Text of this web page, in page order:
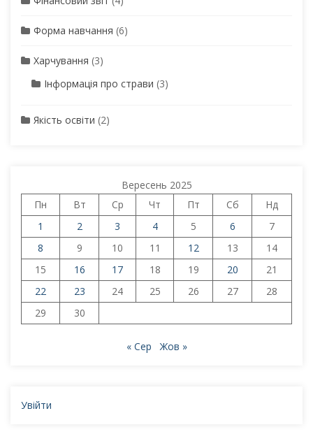
Форма навчання (6)
Харчування (3)
Інформація про страви (3)
Якість освіти (2)
Вересень 2025
Пн
Вт Ср Чт Пт Сб
Нд
1
2 3 4 5 6
7
8
9 10 11 12 13
14
15
16 17 18 19 20
21
22
23 24 25 26 27
28
29
30
« Сер Жов »
Увійти